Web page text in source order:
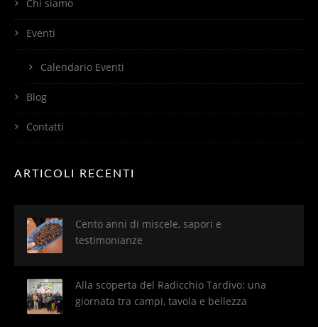
Chi siamo
Eventi
Calendario Eventi
Blog
Contatti
ARTICOLI RECENTI
Cento anni di miscele, sapori e
testimonianze
Alla scoperta del Radicchio Tardivo: una
giornata tra campi, tavola e bellezza